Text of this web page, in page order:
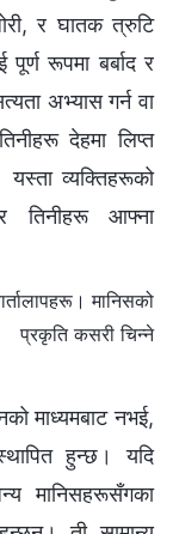
र घातक त्रुटि
रूपमा बर्बाद र
अभ्यास गर्न वा
देहमा लिप्त
व्यक्तिहरूको
आफ्ना
मानिसको
प्रकृति कसरी चिन्ने
माध्यमबाट नभई,
हुन्छ। यदि
मानिसहरूसँगका